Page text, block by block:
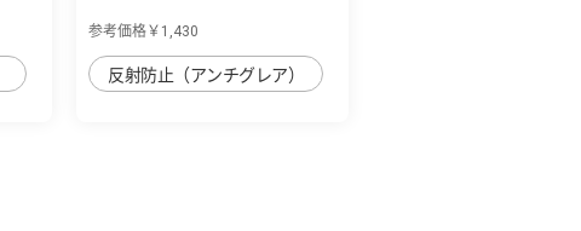
参考価格￥1,430
反射防止（アンチグレア）